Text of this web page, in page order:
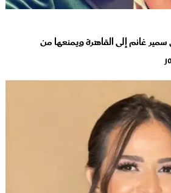
غانم إلى القاهرة ويمنعها من